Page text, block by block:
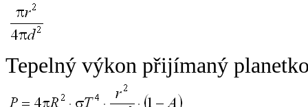
Tepelný výkon přijímaný